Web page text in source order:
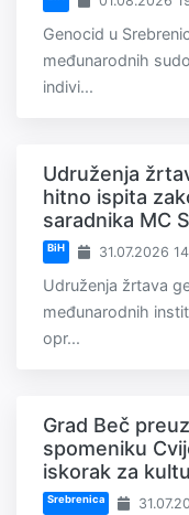
Genocid u
međunarodnih
indivi...
Udruženja
hitno ispita
saradnika MC
BiH 31.07.2026
Udruženja žrtava
međunarodnih
opr...
Grad Beč
spomeniku
iskorak za
Srebrenica